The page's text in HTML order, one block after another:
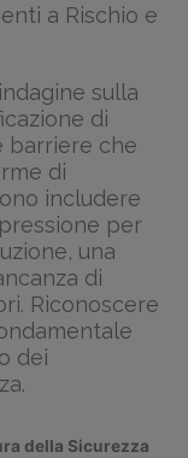
a Rischio e
sulla
di
barriere che
di
includere
per
una
di
Riconoscere
dei
della Sicurezza